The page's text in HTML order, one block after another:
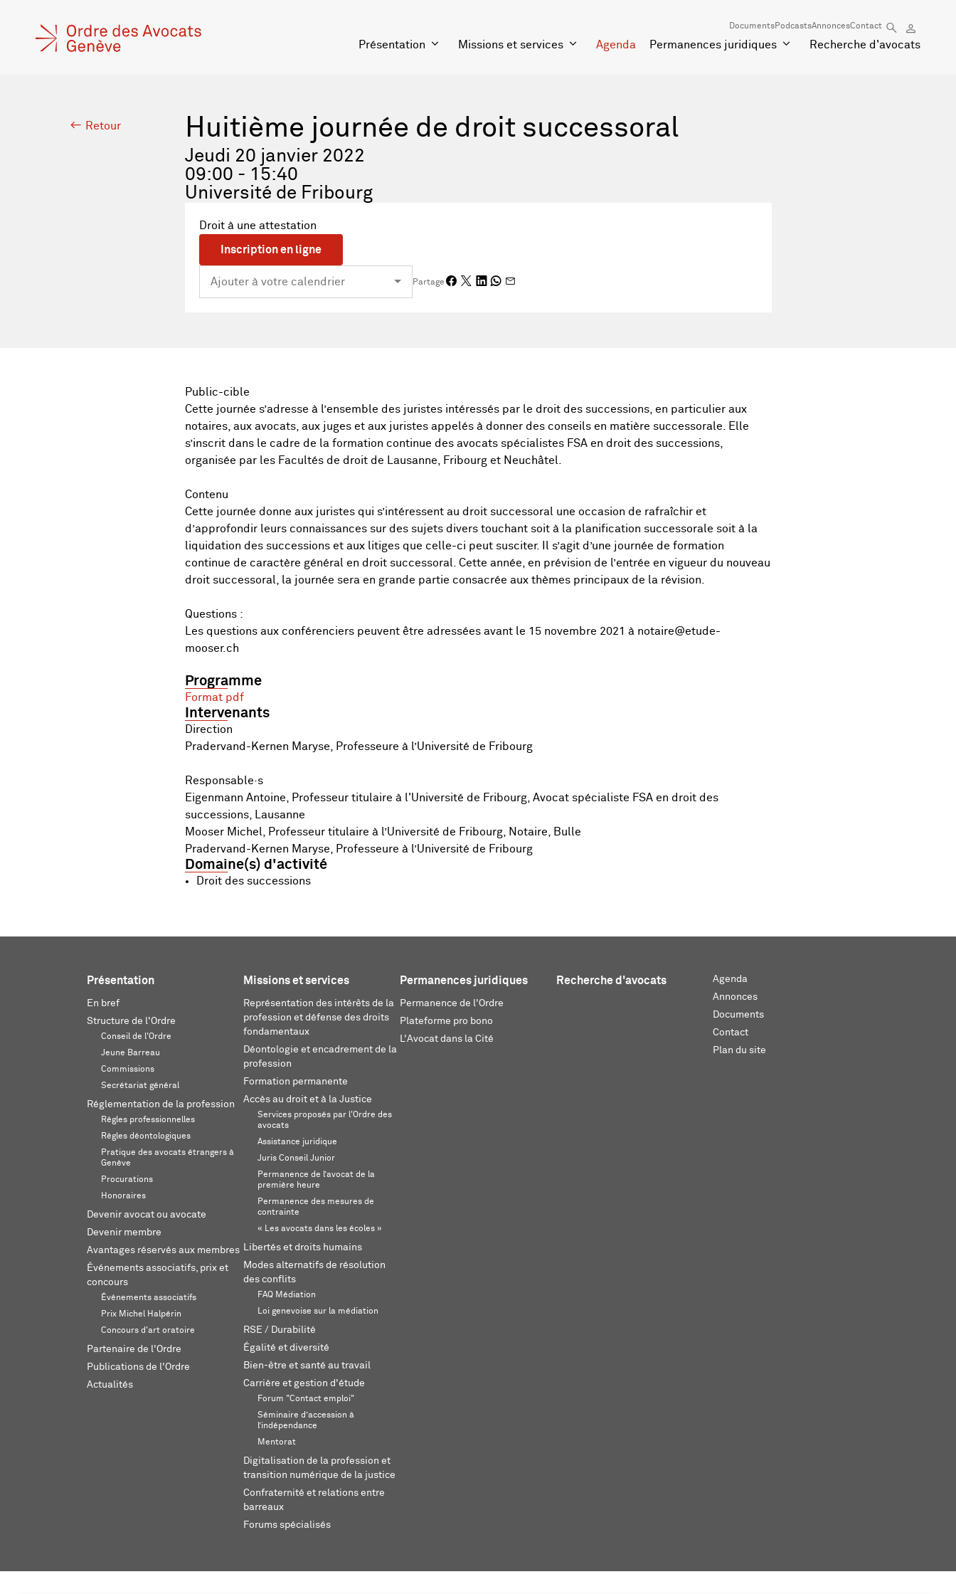
DocumentsPodcastsAnnoncesContact
Présentation Missions et services Agenda Permanences juridiques Recherche d'avocats
Retour Huitième journée de droit successoral
Jeudi 20 janvier 2022
09:00 - 15:40
Université de Fribourg
Droit à une attestation
Inscription en ligne
Partage
Public-cible
Cette journée s’adresse à l’ensemble des juristes intéressés par le droit des successions, en particulier aux
notaires, aux avocats, aux juges et aux juristes appelés à donner des conseils en matière successorale. Elle
s’inscrit dans le cadre de la formation continue des avocats spécialistes FSA en droit des successions,
organisée par les Facultés de droit de Lausanne, Fribourg et Neuchâtel.
Contenu
Cette journée donne aux juristes qui s’intéressent au droit successoral une occasion de rafraîchir et
d’approfondir leurs connaissances sur des sujets divers touchant soit à la planification successorale soit à la
liquidation des successions et aux litiges que celle-ci peut susciter. Il s’agit d’une journée de formation
continue de caractère général en droit successoral. Cette année, en prévision de l’entrée en vigueur du nouveau
droit successoral, la journée sera en grande partie consacrée aux thèmes principaux de la révision.
Questions :
Les questions aux conférenciers peuvent être adressées avant le 15 novembre 2021 à notaire@etude-
mooser.ch
Programme
Format pdf
Intervenants
Direction
Pradervand-Kernen Maryse, Professeure à l’Université de Fribourg
Responsable·s
Eigenmann Antoine, Professeur titulaire à l'Université de Fribourg, Avocat spécialiste FSA en droit des
successions, Lausanne
Mooser Michel, Professeur titulaire à l’Université de Fribourg, Notaire, Bulle
Pradervand-Kernen Maryse, Professeure à l’Université de Fribourg
Domaine(s) d'activité
Droit des successions
Présentation
En bref
Structure de l'Ordre
Conseil de l'Ordre
Jeune Barreau
Commissions
Secrétariat général
Réglementation de la profession
Règles professionnelles
Règles déontologiques
Pratique des avocats étrangers à
Genève
Procurations
Honoraires
Devenir avocat ou avocate
Devenir membre
Avantages réservés aux membres
Événements associatifs, prix et
concours
Événements associatifs
Prix Michel Halpérin
Concours d'art oratoire
Partenaire de l'Ordre
Publications de l'Ordre
Actualités
Missions et services
Représentation des intérêts de la
profession et défense des droits
fondamentaux
Déontologie et encadrement de la
profession
Formation permanente
Accès au droit et à la Justice
Services proposés par l'Ordre des
avocats
Assistance juridique
Juris Conseil Junior
Permanence de l’avocat de la
première heure
Permanence des mesures de
contrainte
« Les avocats dans les écoles »
Libertés et droits humains
Modes alternatifs de résolution
des conflits
FAQ Médiation
Loi genevoise sur la médiation
RSE / Durabilité
Égalité et diversité
Bien-être et santé au travail
Carrière et gestion d'étude
Forum "Contact emploi"
Séminaire d’accession à
l’indépendance
Mentorat
Digitalisation de la profession et
transition numérique de la justice
Confraternité et relations entre
barreaux
Forums spécialisés
Permanences juridiques
Permanence de l'Ordre
Plateforme pro bono
L'Avocat dans la Cité
Recherche d'avocats
Agenda
Annonces
Documents
Contact
Plan du site